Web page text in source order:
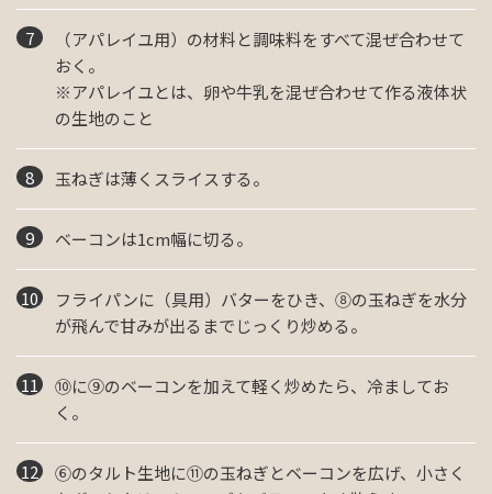
（アパレイユ用）の材料と調味料をすべて混ぜ合わせて
おく。
※アパレイユとは、卵や牛乳を混ぜ合わせて作る液体状
の生地のこと
玉ねぎは薄くスライスする。
ベーコンは1cm幅に切る。
フライパンに（具用）バターをひき、⑧の玉ねぎを水分
が飛んで甘みが出るまでじっくり炒める。
⑩に⑨のベーコンを加えて軽く炒めたら、冷ましてお
く。
⑥のタルト生地に⑪の玉ねぎとベーコンを広げ、小さく